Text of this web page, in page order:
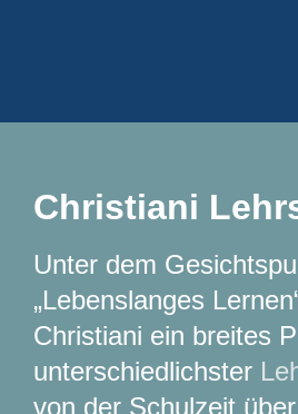
Christiani
Unter dem
„Lebenslanges
Christiani ein breites
unterschiedlichster
von der Schulzeit